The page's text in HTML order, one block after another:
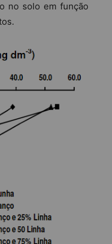
no solo em função